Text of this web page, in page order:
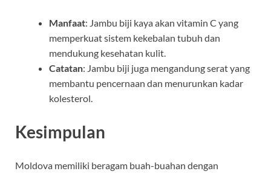
Manfaat: Jambu biji kaya akan vitamin C yang
memperkuat sistem kekebalan tubuh dan
mendukung kesehatan kulit.
Catatan: Jambu biji juga mengandung serat yang
membantu pencernaan dan menurunkan kadar
kolesterol.
Kesimpulan
Moldova memiliki beragam buah-buahan dengan